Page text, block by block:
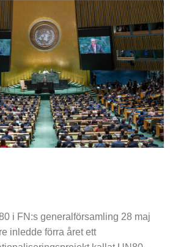
i FN:s generalförsamling 28 maj
inledde förra året ett